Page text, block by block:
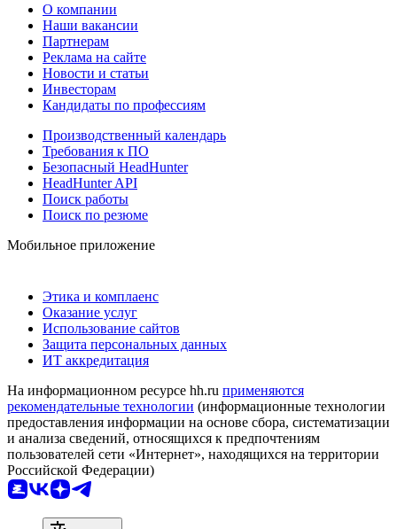
О компании
Наши вакансии
Партнерам
Реклама на сайте
Новости и статьи
Инвесторам
Кандидаты по профессиям
Производственный календарь
Требования к ПО
Безопасный HeadHunter
HeadHunter API
Поиск работы
Поиск по резюме
Мобильное приложение
Этика и комплаенс
Оказание услуг
Использование сайтов
Защита персональных данных
ИТ аккредитация
На информационном ресурсе hh.ru применяются
рекомендательные технологии (информационные технологии
предоставления информации на основе сбора, систематизации
и анализа сведений, относящихся к предпочтениям
пользователей сети «Интернет», находящихся на территории
Российской Федерации)